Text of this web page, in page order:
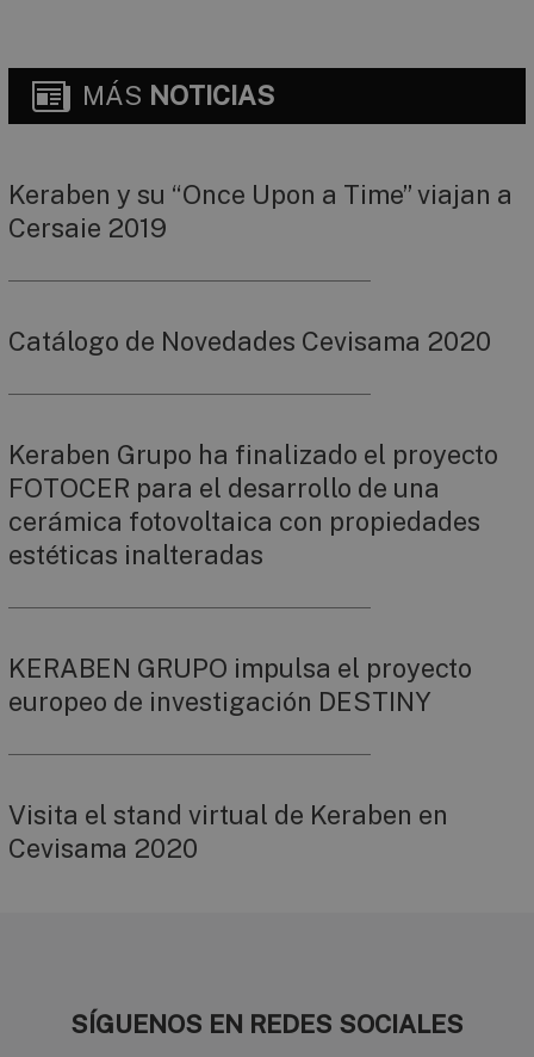
MÁS NOTICIAS
Keraben y su “Once Upon a Time” viajan a
Cersaie 2019
Catálogo de Novedades Cevisama 2020
Keraben Grupo ha finalizado el proyecto
FOTOCER para el desarrollo de una
cerámica fotovoltaica con propiedades
estéticas inalteradas
KERABEN GRUPO impulsa el proyecto
europeo de investigación DESTINY
Visita el stand virtual de Keraben en
Cevisama 2020
SÍGUENOS EN REDES SOCIALES